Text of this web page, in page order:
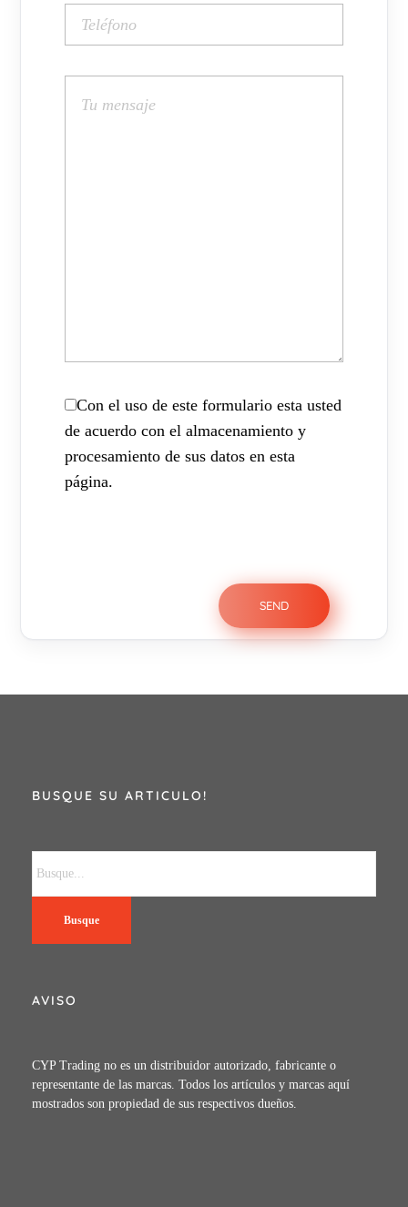
Con el uso de este formulario esta usted
de acuerdo con el almacenamiento y
procesamiento de sus datos en esta
página.
BUSQUE SU ARTICULO!
Busque
AVISO
CYP Trading no es un distribuidor autorizado, fabricante o
representante de las marcas. Todos los artículos y marcas aquí
mostrados son propiedad de sus respectivos dueños.